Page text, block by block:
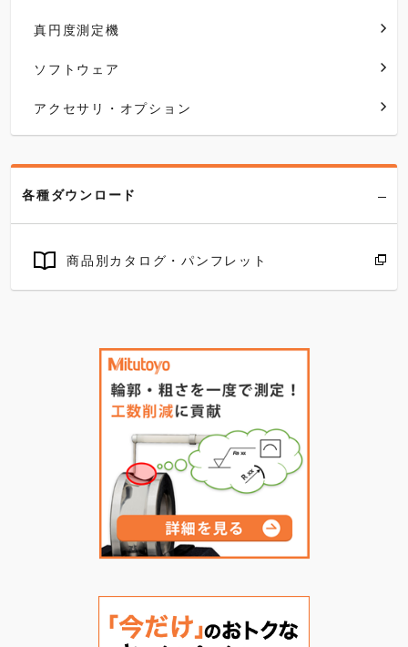
真円度測定機
ソフトウェア
アクセサリ・オプション
各種ダウンロード
商品別カタログ・パンフレット